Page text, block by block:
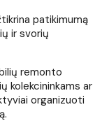
patikimumą
ir svorių
remonto
kolekcininkams ar
organizuoti